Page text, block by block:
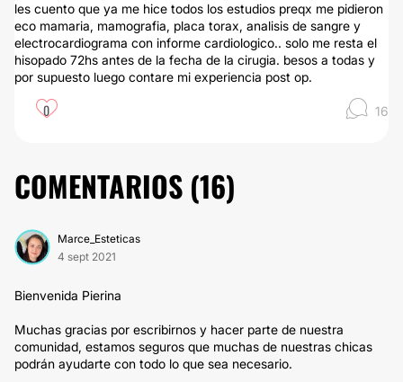
les cuento que ya me hice todos los estudios preqx me pidieron
eco mamaria, mamografia, placa torax, analisis de sangre y
electrocardiograma con informe cardiologico.. solo me resta el
hisopado 72hs antes de la fecha de la cirugia. besos a todas y
por supuesto luego contare mi experiencia post op.
0 16
COMENTARIOS (16)
Marce_Esteticas
4 sept 2021
Bienvenida Pierina
Muchas gracias por escribirnos y hacer parte de nuestra
comunidad, estamos seguros que muchas de nuestras chicas
podrán ayudarte con todo lo que sea necesario.